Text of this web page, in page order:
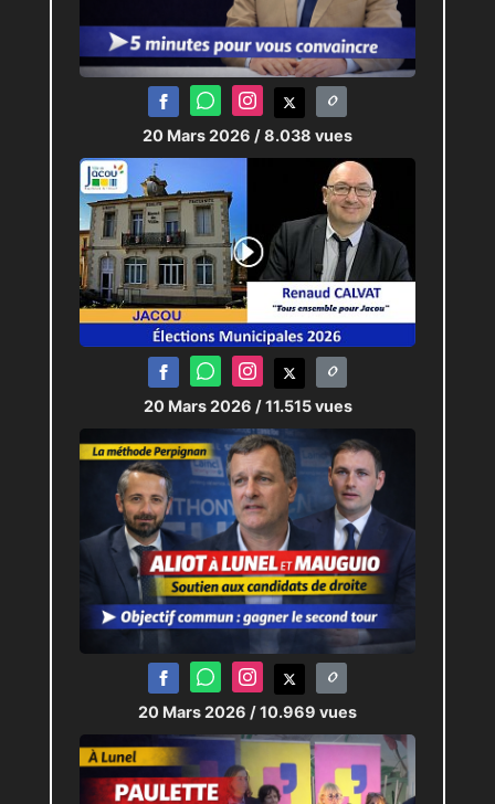
20 Mars 2026 / 8.038 vues
20 Mars 2026 / 11.515 vues
20 Mars 2026 / 10.969 vues